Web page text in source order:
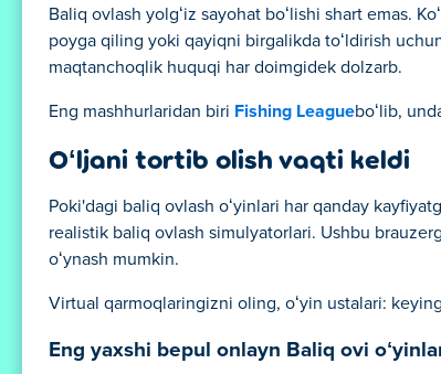
Baliq ovlash yolgʻiz sayohat boʻlishi shart emas.
poyga qiling yoki qayiqni birgalikda toʻldirish
maqtanchoqlik huquqi har doimgidek dolzarb.
Eng mashhurlaridan biri Fishing Leagueboʻlib,
Oʻljani tortib olish vaqti keldi
Poki'dagi baliq ovlash oʻyinlari har qanday
realistik baliq ovlash simulyatorlari. Ushbu
oʻynash mumkin.
Virtual qarmoqlaringizni oling, oʻyin ustalari:
Eng yaxshi bepul onlayn Baliq ovi